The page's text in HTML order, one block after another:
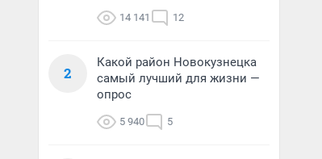
14 141 12
2
Какой район Новокузнецка
самый лучший для жизни —
опрос
5 940 5